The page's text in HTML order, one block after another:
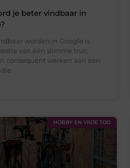
je beter vindbaar in
worden in Google is
van één slimme truc,
consequent werken aan een
HOBBY EN VRIJE TIJD